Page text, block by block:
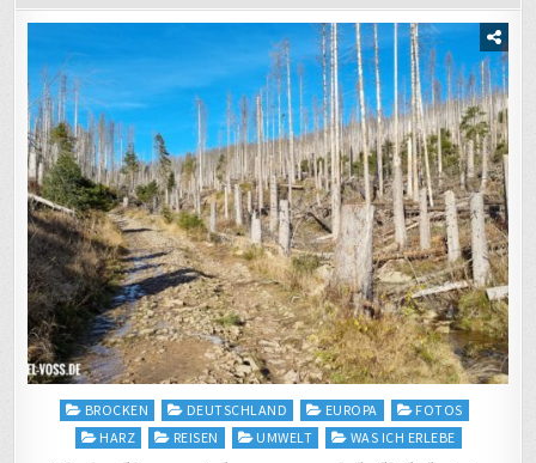
PostedBROCKEN DEUTSCHLAND EUROPA
FOTOS
HARZ
REISEN UMWELT WAS ICH ERLEBE